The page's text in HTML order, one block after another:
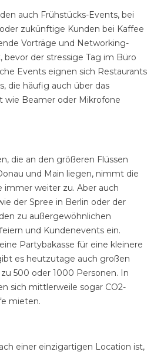
auch Frühstücks-Events, bei
zukünftige Kunden bei Kaffee
Vorträge und Networking-
der stressige Tag im Büro
Events eignen sich Restaurants
die häufig auch über das
wie Beamer oder Mikrofone
die an den größeren Flüssen
und Main liegen, nimmt die
immer weiter zu. Aber auch
der Spree in Berlin oder der
zu außergewöhnlichen
und Kundenevents ein.
Partybakasse für eine kleinere
es heutzutage auch großen
500 oder 1000 Personen. In
sich mittlerweile sogar CO2-
mieten.
einer einzigartigen Location ist,